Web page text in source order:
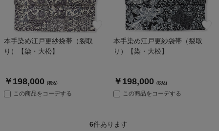
本手染め江戸更紗袋帯（裂取
り）【染・大松】
￥198,000 (税込)
この商品をコーデする
本手染め江戸更紗袋帯（裂取
り）【染・大松】
￥198,000 (税込)
この商品をコーデする
6件あります